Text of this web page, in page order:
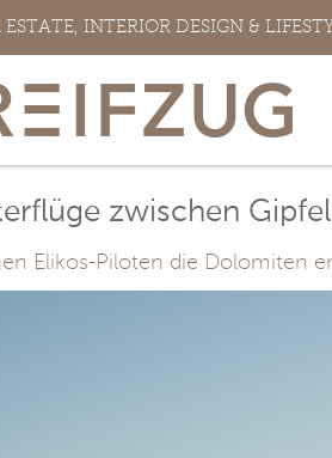
ESTATE, INTERIOR DESIGN &
zwischen
Elikos-Piloten die Dolomiten